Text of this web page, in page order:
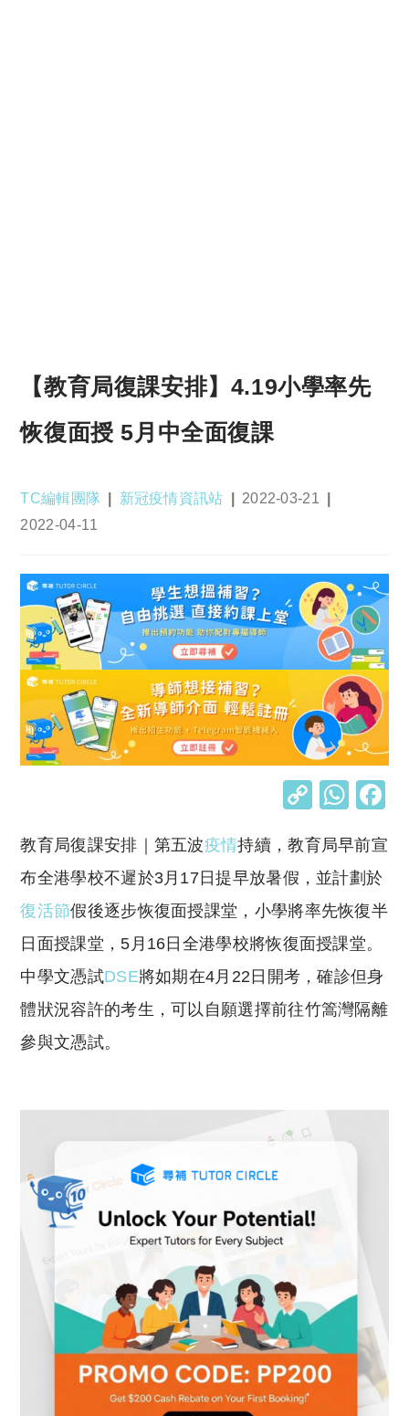
【教育局復課安排】4.19小學率先
恢復面授 5月中全面復課
Post
TC編輯團隊
Post
新冠疫情資訊站
Post
2022-03-21
Post
2022-04-11
C
p
y
Li
n
k
W
at
s
A
p
p
教育局復課安排｜第五波疫情持續，教育局早前宣
布全港學校不遲於3月17日提早放暑假，並計劃於
復活節假後逐步恢復面授課堂，小學將率先恢復半
日面授課堂，5月16日全港學校將恢復面授課堂。
中學文憑試DSE將如期在4月22日開考，確診但身
體狀況容許的考生，可以自願選擇前往竹篙灣隔離
參與文憑試。